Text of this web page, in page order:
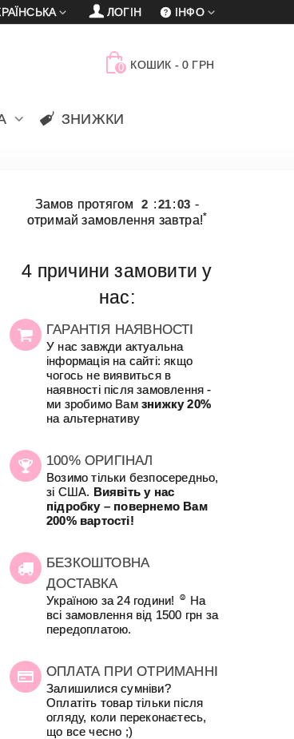
ІНФО
ЛОГІН
0 КОШИК - 0 ГРН
ЗНИЖКИ
Замов протягом 2 :21:03 -
отримай замовлення завтра!*
4 причини замовити у
нас:
ГАРАНТІЯ НАЯВНОСТІ
У нас завжди актуальна
інформація на сайті: якщо
чогось не виявиться в
наявності після замовлення -
ми зробимо Вам знижку 20%
на альтернативу
100% ОРИГІНАЛ
Возимо тільки безпосередньо,
зі США. Виявіть у нас
підробку – повернемо Вам
200% вартості!
БЕЗКОШТОВНА
ДОСТАВКА
Україною за 24 години! ☺ На
всі замовлення від 1500 грн за
передоплатою.
ОПЛАТА ПРИ ОТРИМАННІ
Залишилися сумніви?
Оплатіть товар тільки після
огляду, коли переконаєтесь,
що все чесно ;)